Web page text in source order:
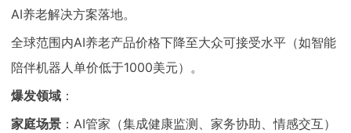
AI养老解决方案落地。
全球范围内AI养老产品价格下降至大众可接受水平（如智能
陪伴机器人单价低于1000美元）。
爆发领域 ：
家庭场景 ：AI管家（集成健康监测、家务协助、情感交互）